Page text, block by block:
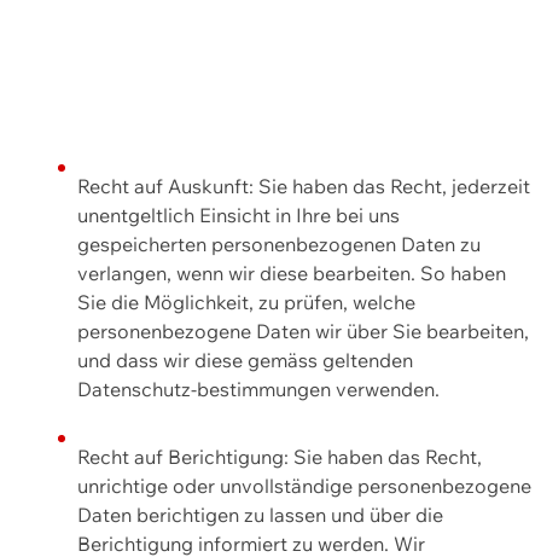
Recht auf Auskunft: Sie haben das Recht, jederzeit
unentgeltlich Einsicht in Ihre bei uns
gespeicherten personenbezogenen Daten zu
verlangen, wenn wir diese bearbeiten. So haben
Sie die Möglichkeit, zu prüfen, welche
personenbezogene Daten wir über Sie bearbeiten,
und dass wir diese gemäss geltenden
Datenschutz-bestimmungen verwenden.
Recht auf Berichtigung: Sie haben das Recht,
unrichtige oder unvollständige personenbezogene
Daten berichtigen zu lassen und über die
Berichtigung informiert zu werden. Wir